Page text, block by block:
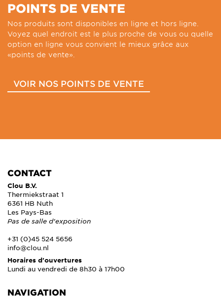
POINTS DE VENTE
Nos produits sont disponibles en ligne et hors ligne.
Voyez quel endroit est le plus proche de vous ou quelle
option en ligne vous convient le mieux grâce aux
«points de vente».
VOIR NOS POINTS DE VENTE
CONTACT
Clou B.V.
Thermiekstraat 1
6361 HB Nuth
Les Pays-Bas
Pas de salle d'exposition
+31 (0)45 524 5656
info@clou.nl
Horaires d'ouvertures
Lundi au vendredi de 8h30 à 17h00
NAVIGATION